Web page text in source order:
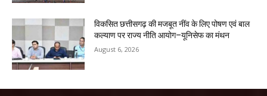
विकसित छत्तीसगढ़ की मजबूत नींव के लिए पोषण एवं बाल
कल्याण पर राज्य नीति आयोग–यूनिसेफ का मंथन
August 6, 2026